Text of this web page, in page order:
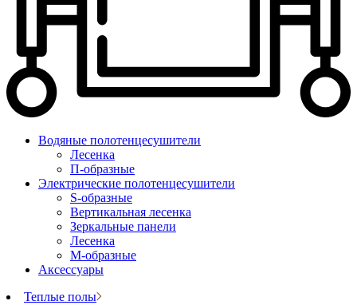
Водяные полотенцесушители
Лесенка
П-образные
Электрические полотенцесушители
S-образные
Вертикальная лесенка
Зеркальные панели
Лесенка
М-образные
Аксессуары
Теплые полы